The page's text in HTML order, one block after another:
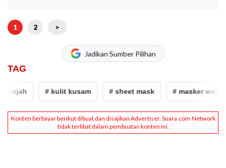
1 2 >
Jadikan Sumber Pilihan
TAG
# kulit kusam # sheet mask # masker wajah